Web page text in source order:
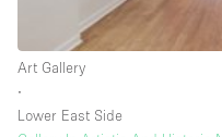
Advertisement Space
Apartment / Loft
Art Gallery
Art Gallery
∙
Lower East Side